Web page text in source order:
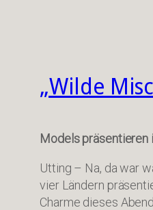
„Wilde
Models präsentieren
Utting – Na, da war
vier Ländern
Charme dieses